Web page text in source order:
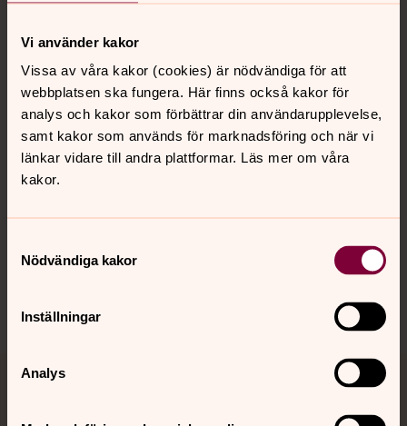
Vi använder kakor
Vissa av våra kakor (cookies) är nödvändiga för att
webbplatsen ska fungera. Här finns också kakor för
analys och kakor som förbättrar din användarupplevelse,
samt kakor som används för marknadsföring och när vi
länkar vidare till andra plattformar. Läs mer om våra
kakor.
Nödvändiga kakor
Inställningar
Analys
Kontakt
Kalender
Hitta snabbt
Sociala kanaler